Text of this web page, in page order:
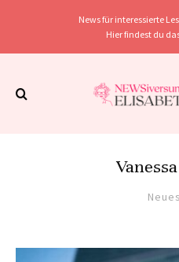
News für interessierte
Hier findest du